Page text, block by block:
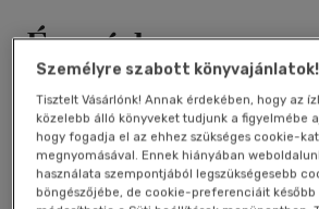
Énmárka
Antikvár könyv (5db)
Személyre szabott könyvajánlatok!
Tisztelt Vásárlónk! Annak érdekében, hogy az
közelebb álló könyveket tudjunk a figyelmébe
hogy fogadja el az ehhez szükséges cookie-
megnyomásával. Ennek hiányában
használata szempontjából legszükségesebb
böngészőjébe, de cookie-preferenciáit később